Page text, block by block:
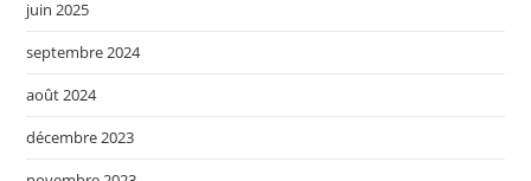
juin 2025
septembre 2024
août 2024
décembre 2023